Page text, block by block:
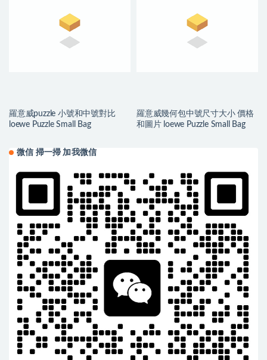
羅意威puzzle 小號和中號對比
loewe Puzzle Small Bag
羅意威幾何包中號尺寸大小 價格
和圖片 loewe Puzzle Small Bag
微信 掃一掃 加我微信